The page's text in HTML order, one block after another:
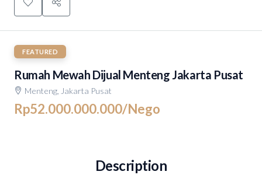
FEATURED
Rumah Mewah Dijual Menteng Jakarta Pusat
Menteng, Jakarta Pusat
Rp52.000.000.000/Nego
Description